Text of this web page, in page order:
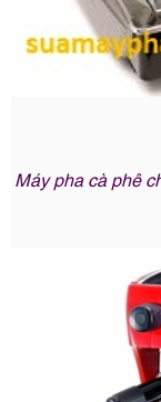
Máy pha cà phê